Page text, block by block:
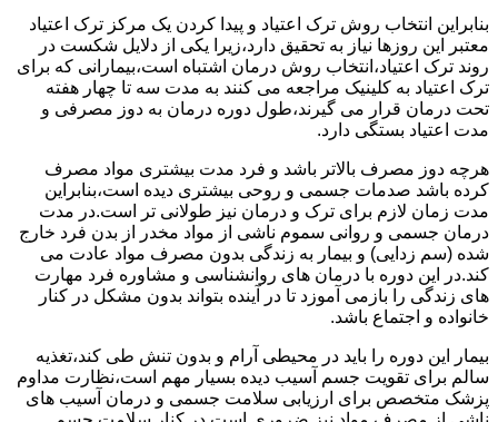
بنابراین انتخاب روش ترک اعتیاد و پیدا کردن یک مرکز ترک اعتیاد
معتبر این روزها نیاز به تحقیق دارد،زیرا یکی از دلایل شکست در
روند ترک اعتیاد،انتخاب روش درمان اشتباه است،بیمارانی که برای
ترک اعتیاد به کلینیک مراجعه می کنند به مدت سه تا چهار هفته
تحت درمان قرار می گیرند،طول دوره درمان به دوز مصرفی و
مدت اعتیاد بستگی دارد.
هرچه دوز مصرف بالاتر باشد و فرد مدت بیشتری مواد مصرف
کرده باشد صدمات جسمی و روحی بیشتری دیده است،بنابراین
مدت زمان لازم برای ترک و درمان نیز طولانی تر است.در مدت
درمان جسمی و روانی سموم ناشی از مواد مخدر از بدن فرد خارج
شده (سم زدایی) و بیمار به زندگی بدون مصرف مواد عادت می
کند.در این دوره با درمان های روانشناسی و مشاوره فرد مهارت
های زندگی را بازمی آموزد تا در آینده بتواند بدون مشکل در کنار
خانواده و اجتماع باشد.
بیمار این دوره را باید در محیطی آرام و بدون تنش طی کند،تغذیه
سالم برای تقویت جسم آسیب دیده بسیار مهم است،نظارت مداوم
پزشک متخصص برای ارزیابی سلامت جسمی و درمان آسیب های